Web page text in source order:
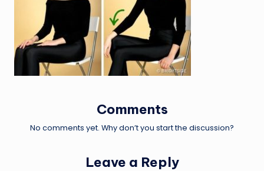
Comments
No comments yet. Why don’t you start the discussion?
Leave a Reply